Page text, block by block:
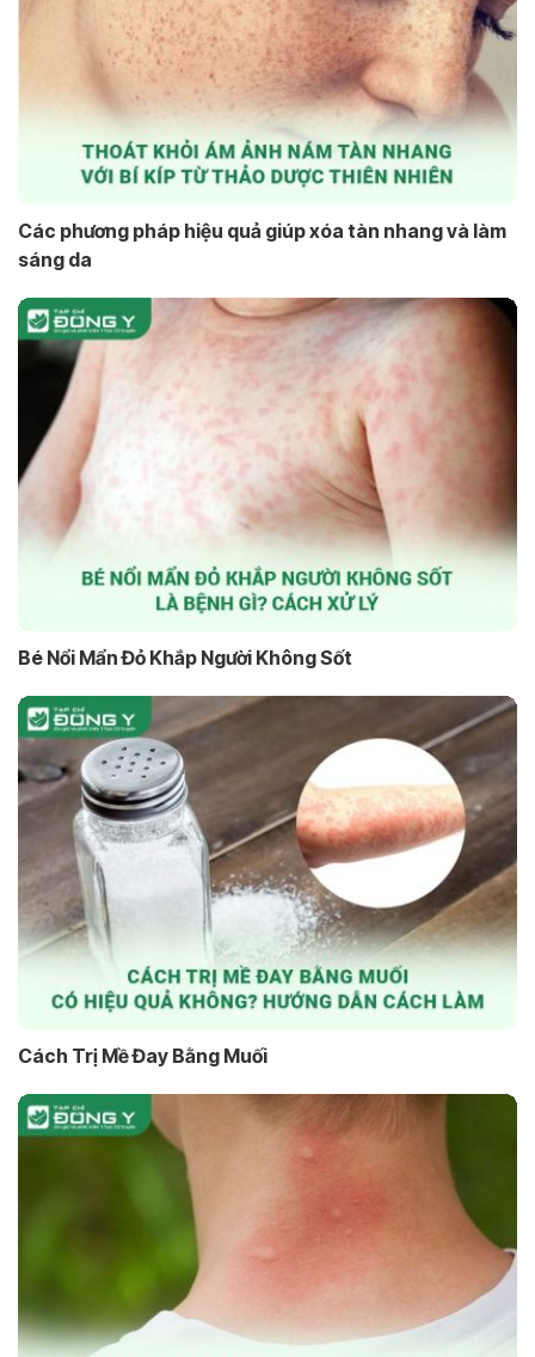
Các phương pháp hiệu quả giúp xóa tàn nhang và làm
sáng da
Bé Nổi Mẩn Đỏ Khắp Người Không Sốt
Cách Trị Mề Đay Bằng Muối